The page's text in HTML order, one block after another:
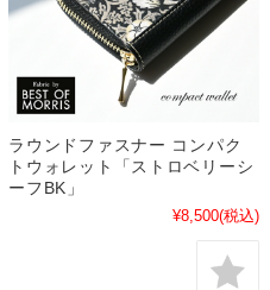
ラウンドファスナー コンパク
トウォレット「ストロベリーシ
ーフBK」
¥8,500(税込)